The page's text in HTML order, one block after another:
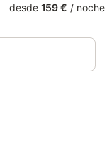
facilities, is set in
from Gijón Bus
desde 159 € / noche